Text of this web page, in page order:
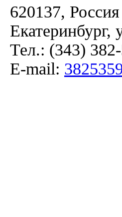
620137, Россия
Екатеринбург,
Тел.: (343)
E-mail: